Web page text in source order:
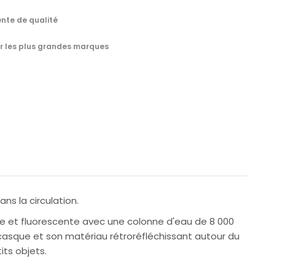
de qualité
les plus grandes marques
la circulation.
fluorescente avec une colonne d'eau de 8 000
et son matériau rétroréfléchissant autour du
objets.